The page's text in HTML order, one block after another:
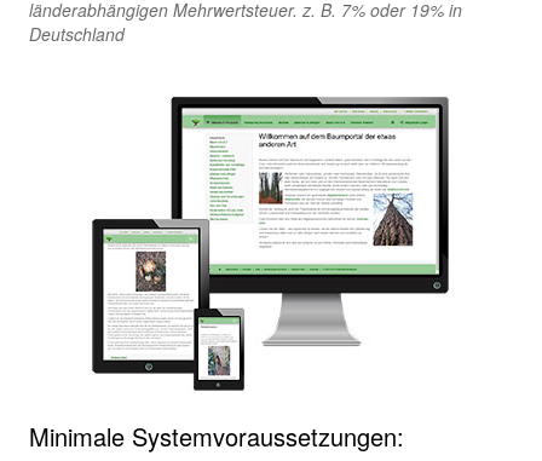
länderabhängigen Mehrwertsteuer. z. B. 7% oder 19% in
Deutschland
Minimale Systemvoraussetzungen: